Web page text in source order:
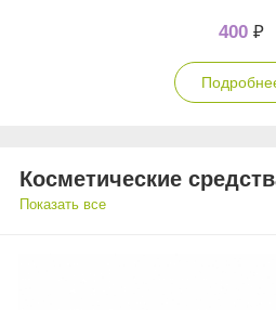
400 ₽
Косметические
Показать все